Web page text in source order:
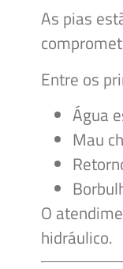
As pias
Entre os
Água
Mau
O
hidráulico.